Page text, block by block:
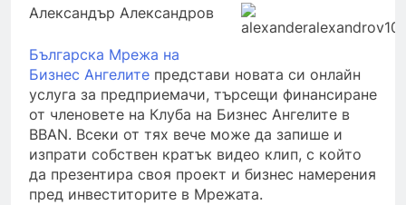
Александър Александров
Българска Мрежа на
Бизнес Ангелите представи новата си онлайн
услуга за предприемачи, търсещи финансиране
от членовете на Клуба на Бизнес Ангелите в
BBAN. Всеки от тях вече може да запише и
изпрати собствен кратък видео клип, с който
да презентира своя проект и бизнес намерения
пред инвеститорите в Мрежата.